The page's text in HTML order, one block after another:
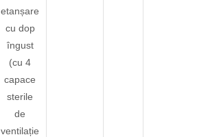
etanșare
cu dop
îngust
(cu 4
capace
sterile
de
ventilație